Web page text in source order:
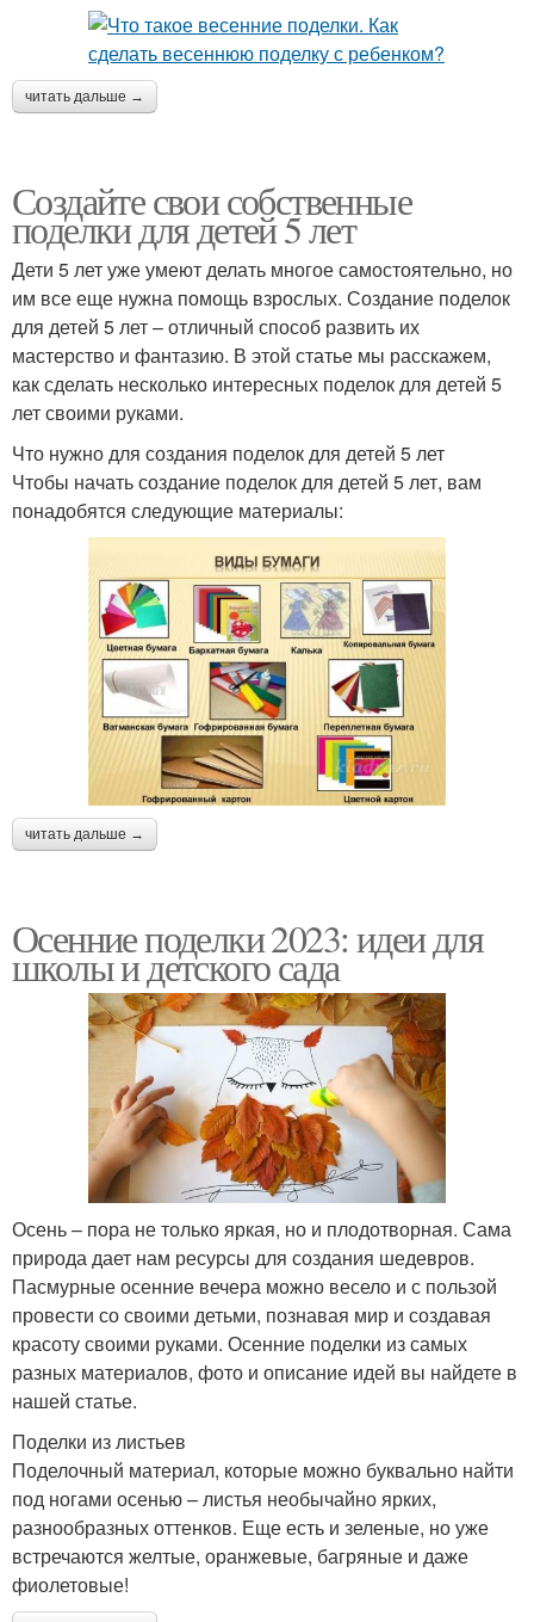
читать дальше →
Создайте свои собственные
поделки для детей 5 лет
Дети 5 лет уже умеют делать многое самостоятельно, но
им все еще нужна помощь взрослых. Создание поделок
для детей 5 лет – отличный способ развить их
мастерство и фантазию. В этой статье мы расскажем,
как сделать несколько интересных поделок для детей 5
лет своими руками.
Что нужно для создания поделок для детей 5 лет
Чтобы начать создание поделок для детей 5 лет, вам
понадобятся следующие материалы:
читать дальше →
Осенние поделки 2023: идеи для
школы и детского сада
Осень – пора не только яркая, но и плодотворная. Сама
природа дает нам ресурсы для создания шедевров.
Пасмурные осенние вечера можно весело и с пользой
провести со своими детьми, познавая мир и создавая
красоту своими руками. Осенние поделки из самых
разных материалов, фото и описание идей вы найдете в
нашей статье.
Поделки из листьев
Поделочный материал, которые можно буквально найти
под ногами осенью – листья необычайно ярких,
разнообразных оттенков. Еще есть и зеленые, но уже
встречаются желтые, оранжевые, багряные и даже
фиолетовые!